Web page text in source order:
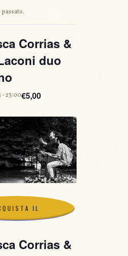
passato.
Corrias &
duo
-23:00€5,00
IL
Corrias &